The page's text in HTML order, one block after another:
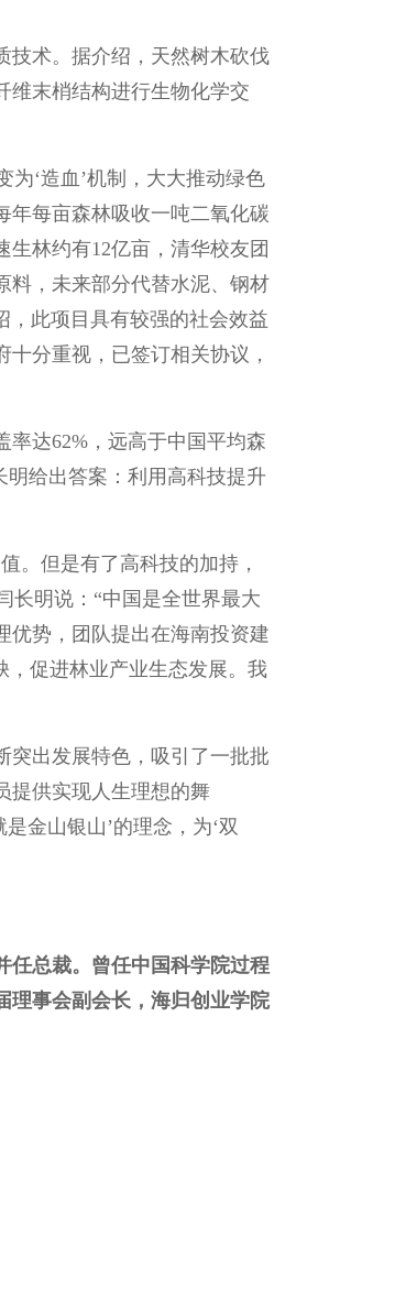
术。据介绍，天然树木砍伐
维末梢结构进行生物化学交
为‘造血’机制，大大推动绿色
年每亩森林吸收一吨二氧化碳
林约有12亿亩，清华校友团
料，未来部分代替水泥、钢材
，此项目具有较强的社会效益
分重视，已签订相关协议，
达62%，远高于中国平均森
明给出答案：利用高科技提升
。但是有了高科技的加持，
长明说：“中国是全世界最大
优势，团队提出在海南投资建
，促进林业产业生态发展。我
突出发展特色，吸引了一批批
提供实现人生理想的舞
金山银山’的理念，为‘双
任总裁。曾任中国科学院过程
理事会副会长，海归创业学院